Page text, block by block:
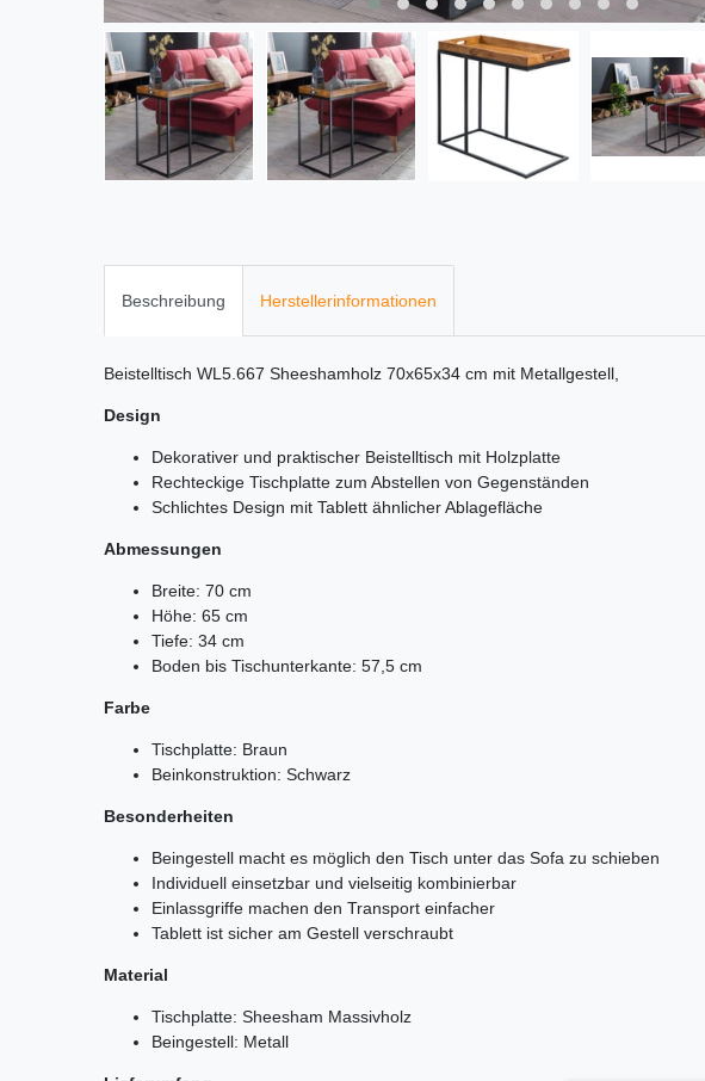
Beschreibung Herstellerinformationen
Beistelltisch WL5.667 Sheeshamholz 70x65x34 cm mit Metallgestell,
Design
Dekorativer und praktischer Beistelltisch mit Holzplatte
Rechteckige Tischplatte zum Abstellen von Gegenständen
Schlichtes Design mit Tablett ähnlicher Ablagefläche
Abmessungen
Breite: 70 cm
Höhe: 65 cm
Tiefe: 34 cm
Boden bis Tischunterkante: 57,5 cm
Farbe
Tischplatte: Braun
Beinkonstruktion: Schwarz
Besonderheiten
Beingestell macht es möglich den Tisch unter das Sofa zu schieben
Individuell einsetzbar und vielseitig kombinierbar
Einlassgriffe machen den Transport einfacher
Tablett ist sicher am Gestell verschraubt
Material
Tischplatte: Sheesham Massivholz
Beingestell: Metall